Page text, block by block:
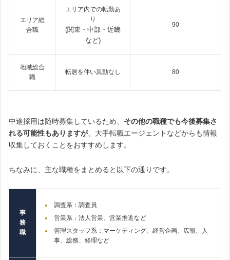
エリア総
合職
エリア内での転勤あ
り
(関東・中部・近畿
など)
90
地域総合
職
転居を伴い異動なし 80
中途採用は随時募集しているため、 その他の職種でも今後募集さ
れる可能性もありますが、 大手転職エージェントなどからも情報
収集しておくことをおすすめします。
ちなみに、主な職種をまとめると以下の通りです。
事
務
職
調査系：調査員
営業系：法人営業、 営業推進など
管理スタッフ系：マーケティング、経営企画、広報、人
事、総務、経理など